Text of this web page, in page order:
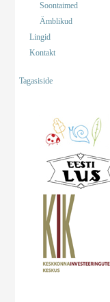
Soontaimed
Ämblikud
Lingid
Kontakt
Tagasiside